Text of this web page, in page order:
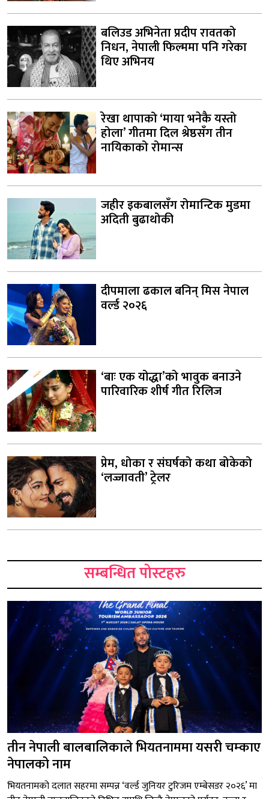
बलिउड अभिनेता प्रदीप रावतको
निधन, नेपाली फिल्ममा पनि गरेका
थिए अभिनय
रेखा थापाको ‘माया भनेकै यस्तो
होला’ गीतमा दिल श्रेष्ठसँग तीन
नायिकाको रोमान्स
जहीर इकबालसँग रोमान्टिक मुडमा
अदिती बुढाथोकी
दीपमाला ढकाल बनिन् मिस नेपाल
वर्ल्ड २०२६
‘बाः एक योद्धा’को भावुक बनाउने
पारिवारिक शीर्ष गीत रिलिज
प्रेम, धोका र संघर्षको कथा बोकेको
‘लज्जावती’ ट्रेलर
सम्बन्धित पोस्टहरु
तीन नेपाली बालबालिकाले भियतनाममा यसरी चम्काए
नेपालको नाम
भियतनामको दलात सहरमा सम्पन्न ‘वर्ल्ड जुनियर टुरिजम एम्बेसडर २०२६’ मा